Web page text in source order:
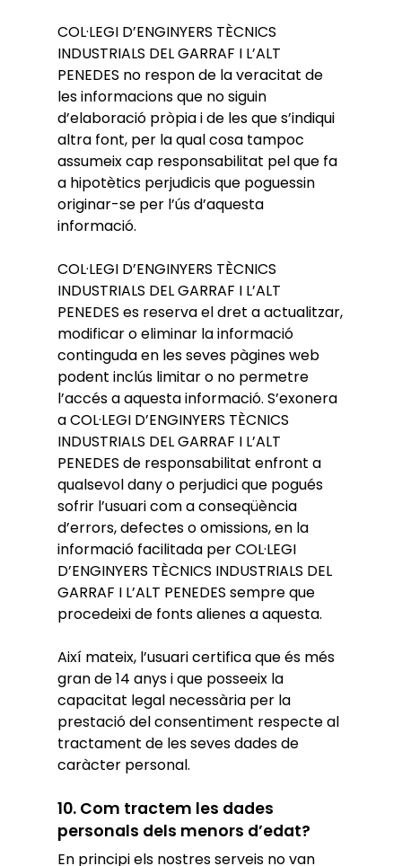
COL·LEGI D’ENGINYERS TÈCNICS
INDUSTRIALS DEL GARRAF I L’ALT
PENEDES no respon de la veracitat de
les informacions que no siguin
d’elaboració pròpia i de les que s’indiqui
altra font, per la qual cosa tampoc
assumeix cap responsabilitat pel que fa
a hipotètics perjudicis que poguessin
originar-se per l’ús d’aquesta
informació.
COL·LEGI D’ENGINYERS TÈCNICS
INDUSTRIALS DEL GARRAF I L’ALT
PENEDES es reserva el dret a actualitzar,
modificar o eliminar la informació
continguda en les seves pàgines web
podent inclús limitar o no permetre
l’accés a aquesta informació. S’exonera
a COL·LEGI D’ENGINYERS TÈCNICS
INDUSTRIALS DEL GARRAF I L’ALT
PENEDES de responsabilitat enfront a
qualsevol dany o perjudici que pogués
sofrir l’usuari com a conseqüència
d’errors, defectes o omissions, en la
informació facilitada per COL·LEGI
D’ENGINYERS TÈCNICS INDUSTRIALS DEL
GARRAF I L’ALT PENEDES sempre que
procedeixi de fonts alienes a aquesta.
Així mateix, l’usuari certifica que és més
gran de 14 anys i que posseeix la
capacitat legal necessària per la
prestació del consentiment respecte al
tractament de les seves dades de
caràcter personal.
10. Com tractem les dades
personals dels menors d’edat?
En principi els nostres serveis no van